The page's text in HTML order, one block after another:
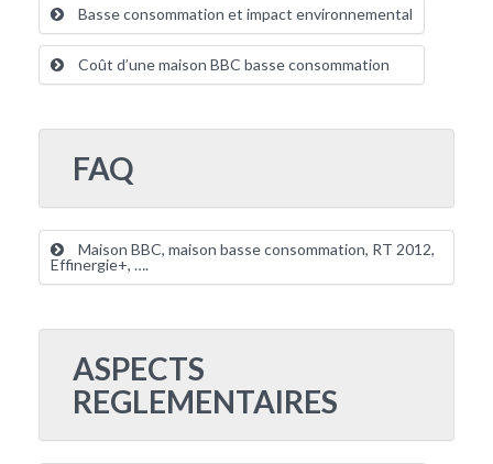
Basse consommation et impact environnemental
Coût d’une maison BBC basse consommation
FAQ
Maison BBC, maison basse consommation, RT 2012,
Effinergie+, ….
ASPECTS
REGLEMENTAIRES